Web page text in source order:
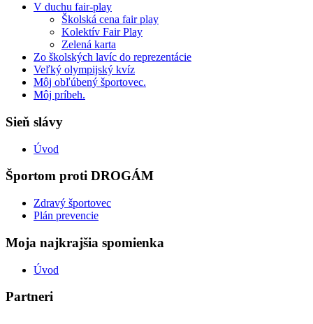
V duchu fair-play
Školská cena fair play
Kolektív Fair Play
Zelená karta
Zo školských lavíc do reprezentácie
Veľký olympijský kvíz
Môj obľúbený športovec.
Môj príbeh.
Sieň slávy
Úvod
Športom proti DROGÁM
Zdravý športovec
Plán prevencie
Moja najkrajšia spomienka
Úvod
Partneri